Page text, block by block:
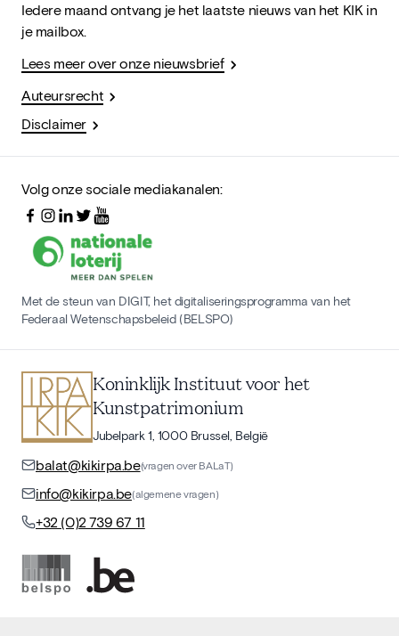
Iedere maand ontvang je het laatste nieuws van het KIK in
je mailbox.
Lees meer over onze nieuwsbrief
Auteursrecht
Disclaimer
Volg onze sociale mediakanalen:
Met de steun van DIGIT, het digitaliseringsprogramma van het
Federaal Wetenschapsbeleid (BELSPO)
Koninklijk Instituut voor het
Kunstpatrimonium
Jubelpark 1, 1000 Brussel, België
balat@kikirpa.be(vragen over BALaT)
info@kikirpa.be(algemene vragen)
+32 (0)2 739 67 11